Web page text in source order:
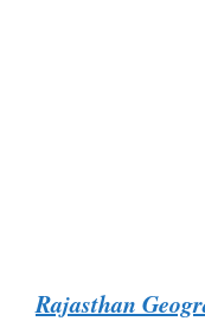
Rajasthan